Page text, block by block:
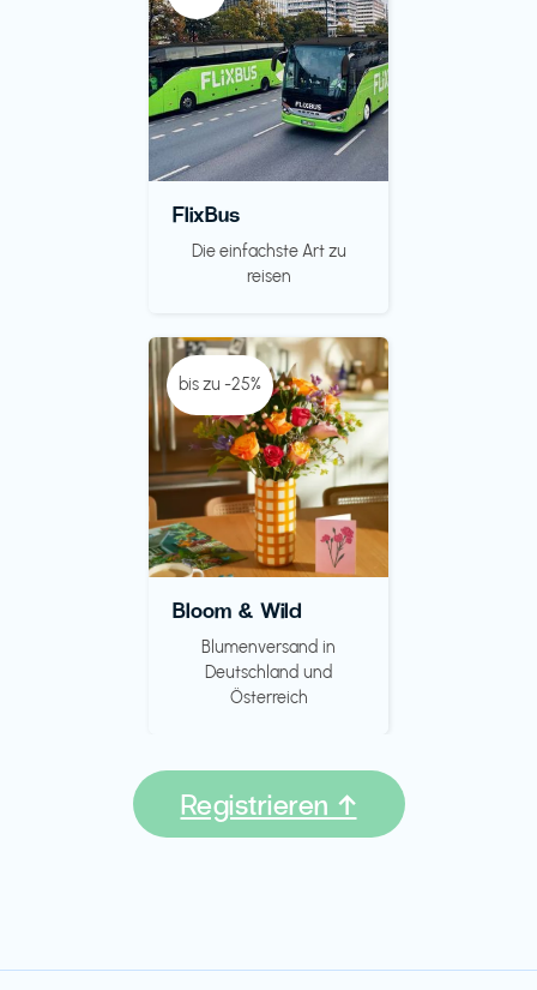
FlixBus
Die einfachste Art zu
reisen
bis zu -25%
Bloom & Wild
Blumenversand in
Deutschland und
Österreich
Registrieren ↑